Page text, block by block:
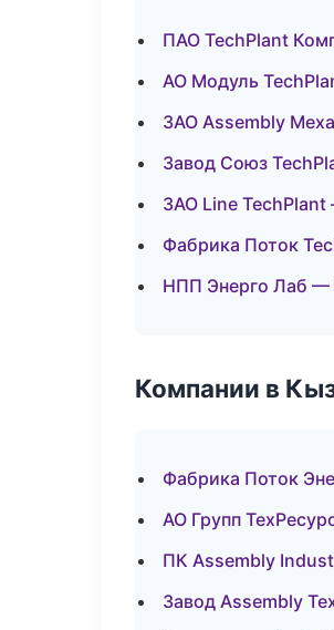
ПАО TechPlant
АО Модуль
ЗАО Assembly
Завод Союз
ЗАО Line
Фабрика Поток
НПП Энерго Лаб —
Компании в
Фабрика Поток
АО Групп
ПК Assembly
Завод Assembly